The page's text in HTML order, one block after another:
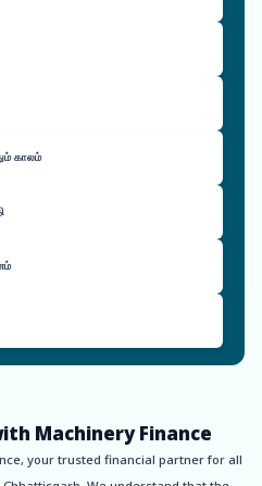
காலம்
Machinery Finance
your trusted financial partner for all